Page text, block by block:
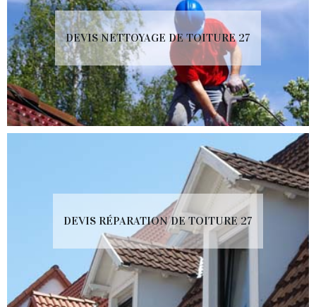
DEVIS NETTOYAGE DE TOITURE 27
DEVIS RÉPARATION DE TOITURE 27